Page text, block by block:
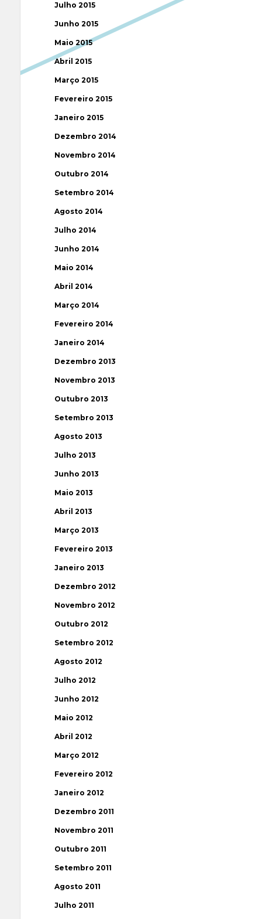
Julho 2015
Junho 2015
Maio 2015
Abril 2015
Março 2015
Fevereiro 2015
Janeiro 2015
Dezembro 2014
Novembro 2014
Outubro 2014
Setembro 2014
Agosto 2014
Julho 2014
Junho 2014
Maio 2014
Abril 2014
Março 2014
Fevereiro 2014
Janeiro 2014
Dezembro 2013
Novembro 2013
Outubro 2013
Setembro 2013
Agosto 2013
Julho 2013
Junho 2013
Maio 2013
Abril 2013
Março 2013
Fevereiro 2013
Janeiro 2013
Dezembro 2012
Novembro 2012
Outubro 2012
Setembro 2012
Agosto 2012
Julho 2012
Junho 2012
Maio 2012
Abril 2012
Março 2012
Fevereiro 2012
Janeiro 2012
Dezembro 2011
Novembro 2011
Outubro 2011
Setembro 2011
Agosto 2011
Julho 2011